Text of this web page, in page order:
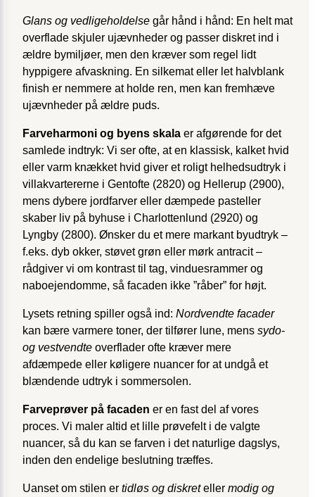
Glans og vedligeholdelse går hånd i hånd: En helt mat
overflade skjuler ujævnheder og passer diskret ind i
ældre bymiljøer, men den kræver som regel lidt
hyppigere afvaskning. En silkemat eller let halvblank
finish er nemmere at holde ren, men kan fremhæve
ujævnheder på ældre puds.
Farveharmoni og byens skala er afgørende for det
samlede indtryk: Vi ser ofte, at en klassisk, kalket hvid
eller varm knækket hvid giver et roligt helhedsudtryk i
villakvartererne i Gentofte (2820) og Hellerup (2900),
mens dybere jordfarver eller dæmpede pasteller
skaber liv på byhuse i Charlottenlund (2920) og
Lyngby (2800). Ønsker du et mere markant byudtryk –
f.eks. dyb okker, støvet grøn eller mørk antracit –
rådgiver vi om kontrast til tag, vinduesrammer og
naboejendomme, så facaden ikke ”råber” for højt.
Lysets retning spiller også ind: Nordvendte facader
kan bære varmere toner, der tilfører lune, mens sydo-
og vestvendte overflader ofte kræver mere
afdæmpede eller køligere nuancer for at undgå et
blændende udtryk i sommersolen.
Farveprøver på facaden er en fast del af vores
proces. Vi maler altid et lille prøvefelt i de valgte
nuancer, så du kan se farven i det naturlige dagslys,
inden den endelige beslutning træffes.
Uanset om stilen er tidløs og diskreteller modig og